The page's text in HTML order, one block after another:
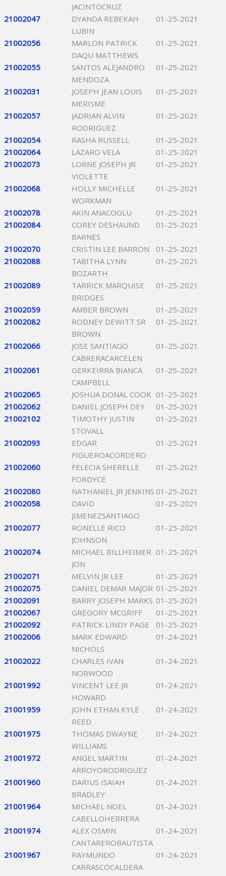
JACINTOCRUZ
21002047
DYANDA REBEKAH
LUBIN
01-25-2021
21002056
MARLON PATRICK
DAQU MATTHEWS
01-25-2021
21002055
SANTOS ALEJANDRO
MENDOZA
01-25-2021
21002031
JOSEPH JEAN LOUIS
MERISME
01-25-2021
21002057
JADRIAN ALVIN
RODRIGUEZ
01-25-2021
21002054 RASHA RUSSELL
01-25-2021
21002064
LAZARO VELA
01-25-2021
21002073
LORNE JOSEPH JR
VIOLETTE
01-25-2021
21002068
HOLLY MICHELLE
WORKMAN
01-25-2021
21002078 AKIN ANACOGLU
01-25-2021
21002084
COREY DESHAUND
BARNES
01-25-2021
21002070 CRISTIN LEE BARRON
01-25-2021
21002088
TABITHA LYNN
BOZARTH
01-25-2021
21002089
TARRICK MARQUISE
BRIDGES
01-25-2021
21002059 AMBER BROWN
01-25-2021
21002082
RODNEY DEWITT SR
BROWN
01-25-2021
21002066
JOSE SANTIAGO
CABRERACARCELEN
01-25-2021
21002061
GERKEIRRA BIANCA
CAMPBELL
01-25-2021
21002065 JOSHUA DONAL COOK 01-25-2021
21002062
DANIEL JOSEPH DEY
01-25-2021
21002102
TIMOTHY JUSTIN
STOVALL
01-25-2021
21002093
EDGAR
FIGUEROACORDERO
01-25-2021
21002060
FELECIA SHERELLE
FORDYCE
01-25-2021
21002080 NATHANIEL JR JENKINS 01-25-2021
21002058
DAVID
JIMENEZSANTIAGO
01-25-2021
21002077
RONELLE RICO
JOHNSON
01-25-2021
21002074
MICHAEL BILLHEIMER
JON
01-25-2021
21002071 MELVIN JR LEE
01-25-2021
21002075
DANIEL DEMAR MAJOR 01-25-2021
21002091
BARRY JOSEPH MARKS 01-25-2021
21002067
GREGORY MCGRIFF
01-25-2021
21002092
PATRICK LINDY PAGE
01-25-2021
21002006
MARK EDWARD
NICHOLS
01-24-2021
21002022
CHARLES IVAN
NORWOOD
01-24-2021
21001992
VINCENT LEE JR
HOWARD
01-24-2021
21001959
JOHN ETHAN KYLE
REED
01-24-2021
21001975
THOMAS DWAYNE
WILLIAMS
01-24-2021
21001972
ANGEL MARTIN
ARROYORODRIGUEZ
01-24-2021
21001960
DARIUS ISAIAH
BRADLEY
01-24-2021
21001964
MICHAEL NOEL
CABELLOHERRERA
01-24-2021
21001974
ALEX OSMIN
CANTAREROBAUTISTA
01-24-2021
21001967
RAYMUNDO
CARRASCOCALDERA
01-24-2021